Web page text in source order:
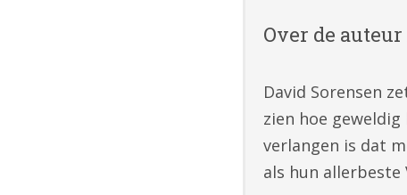
Over de auteur
David Sorensen
zien hoe
verlangen is dat
als hun allerbeste